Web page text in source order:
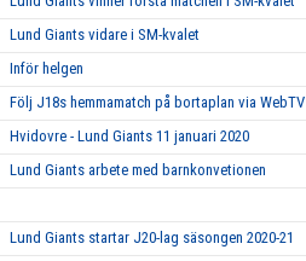
Lund Giants vidare i SM-kvalet
Inför helgen
Följ J18s hemmamatch på bortaplan via WebTV
Hvidovre - Lund Giants 11 januari 2020
Lund Giants arbete med barnkonvetionen
Lund Giants startar J20-lag säsongen 2020-21